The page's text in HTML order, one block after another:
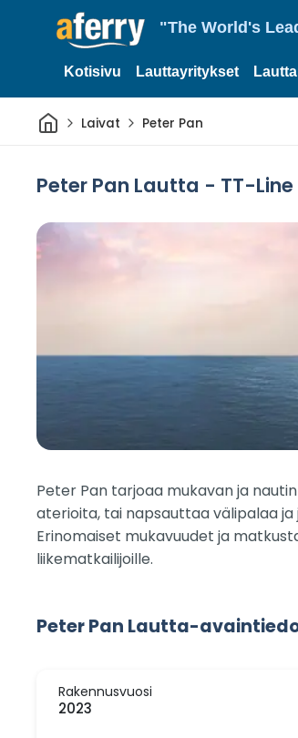
"The World's
Kotisivu Lauttayritykset
KotiinLaivat Peter Pan
Peter Pan Lautta - TT-
Peter Pan tarjoaa mukavan ja
aterioita, tai napsauttaa välipalaa
Erinomaiset mukavuudet ja
liikematkailijoille.
Peter Pan Lautta-
Rakennusvuosi
2023